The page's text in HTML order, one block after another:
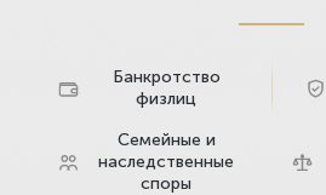
Банкротство
физлиц
Семейные и
наследственные
споры